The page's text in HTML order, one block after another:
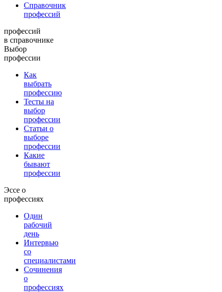
Справочник
профессий
профессий
в справочнике
Выбор
профессии
Как
выбрать
профессию
Тесты на
выбор
профессии
Статьи о
выборе
профессии
Какие
бывают
профессии
Эссе о
профессиях
Один
рабочий
день
Интервью
со
специалистами
Сочинения
о
профессиях